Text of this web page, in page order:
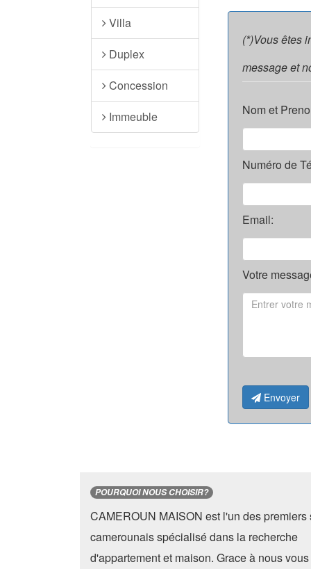
Villa
Duplex
Concession
Immeuble
(*)Vous êtes
message et
Nom et
Numéro de
Email:
Votre
Envoyer
POURQUOI NOUS CHOISIR?
CAMEROUN MAISON est l'un des premiers
camerounais spécialisé dans la recherche
d'appartement et maison. Grace à nous vous